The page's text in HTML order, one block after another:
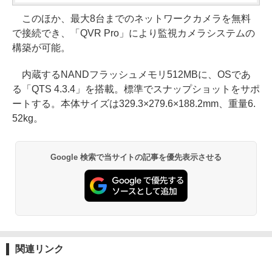
このほか、最大8台までのネットワークカメラを無料
で接続でき、「QVR Pro」により監視カメラシステムの
構築が可能。
内蔵するNANDフラッシュメモリ512MBに、OSであ
る「QTS 4.3.4」を搭載。標準でスナップショットをサポ
ートする。本体サイズは329.3×279.6×188.2mm、重量6.
52kg。
Google 検索で当サイトの記事を優先表示させる
関連リンク